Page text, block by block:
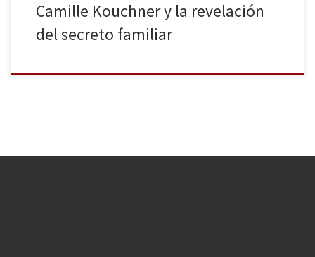
Camille Kouchner y la revelación
del secreto familiar